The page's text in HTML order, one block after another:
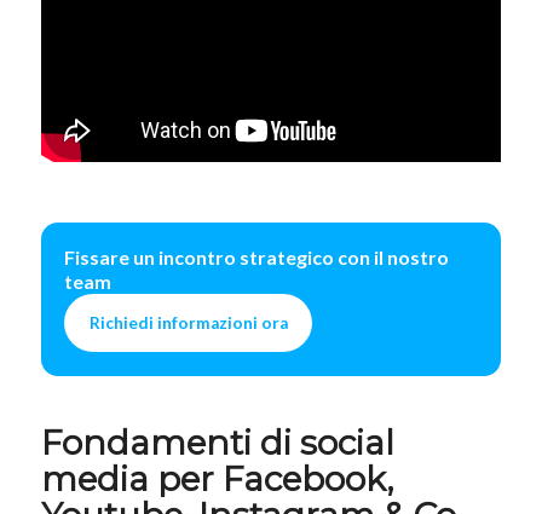
Fissare un incontro strategico con il nostro
team
Richiedi informazioni ora
Fondamenti di social
media per Facebook,